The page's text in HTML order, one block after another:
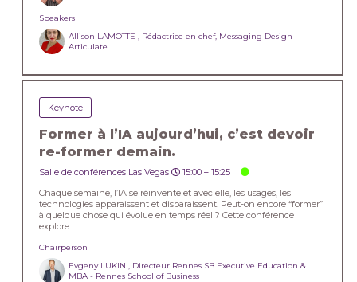
Speakers
Allison LAMOTTE , Rédactrice en chef, Messaging Design -
Articulate
Keynote
Former à l’IA aujourd’hui, c’est devoir
re-former demain.
Salle de conférences Las Vegas 15:00 –15:25
Chaque semaine, l’IA se réinvente et avec elle, les usages, les
technologies apparaissent et disparaissent. Peut-on encore “former”
à quelque chose qui évolue en temps réel ? Cette conférence
explore ...
Chairperson
Evgeny LUKIN , Directeur Rennes SB Executive Education &
MBA - Rennes School of Business